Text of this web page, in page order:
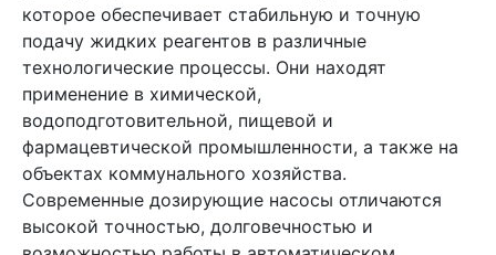
которое обеспечивает стабильную и точную
подачу жидких реагентов в различные
технологические процессы. Они находят
применение в химической,
водоподготовительной, пищевой и
фармацевтической промышленности, а также на
объектах коммунального хозяйства.
Современные дозирующие насосы отличаются
высокой точностью, долговечностью и